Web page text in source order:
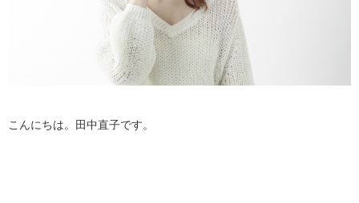
こんにちは。田中直子です。